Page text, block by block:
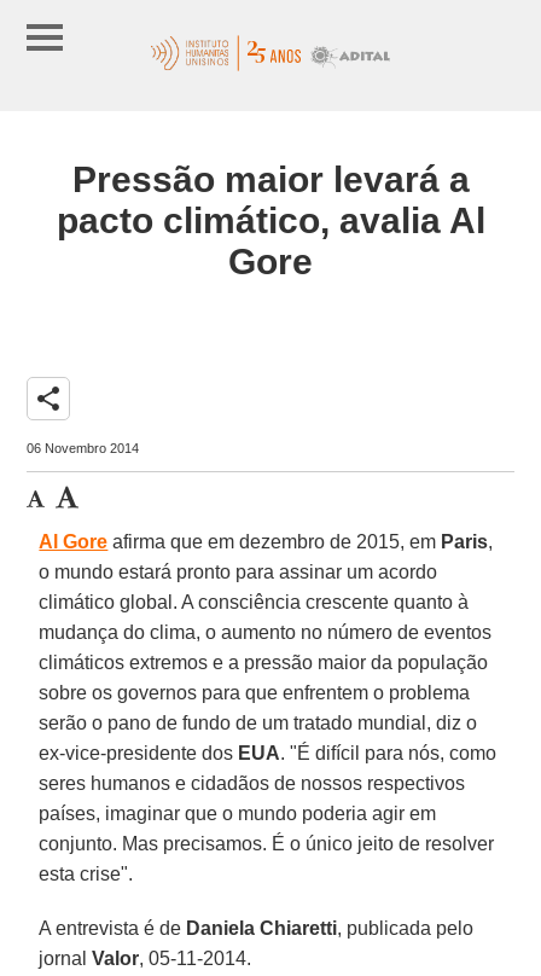
Pressão maior levará a
pacto climático, avalia Al
Gore
share
06 Novembro 2014
Al Gore afirma que em dezembro de 2015, em Paris,
o mundo estará pronto para assinar um acordo
climático global. A consciência crescente quanto à
mudança do clima, o aumento no número de eventos
climáticos extremos e a pressão maior da população
sobre os governos para que enfrentem o problema
serão o pano de fundo de um tratado mundial, diz o
ex-vice-presidente dos EUA. "É difícil para nós, como
seres humanos e cidadãos de nossos respectivos
países, imaginar que o mundo poderia agir em
conjunto. Mas precisamos. É o único jeito de resolver
esta crise".
A entrevista é de Daniela Chiaretti, publicada pelo
jornalValor, 05-11-2014.